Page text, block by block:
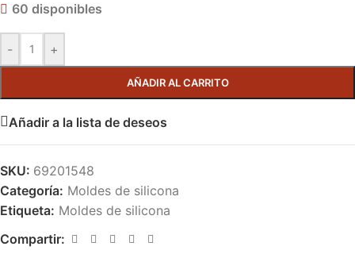
60 disponibles
- +
AÑADIR AL CARRITO
Añadir a la lista de deseos
SKU: 69201548
Categoría: Moldes de silicona
Etiqueta: Moldes de silicona
Compartir: